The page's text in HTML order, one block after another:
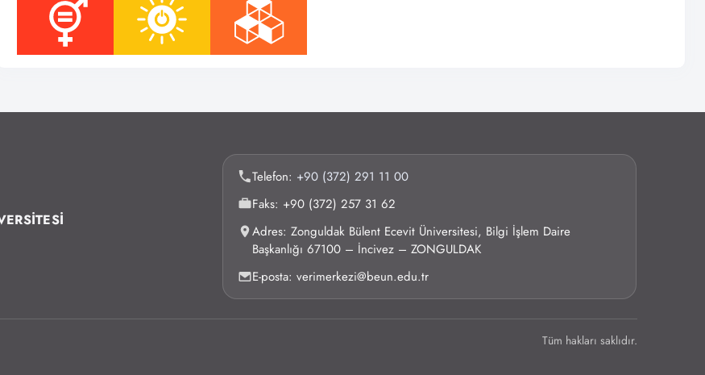
Telefon: +90 (372) 291 11 00
Faks: +90 (372) 257 31 62
Adres: Zonguldak Bülent Ecevit Üniversitesi, Bilgi İşlem Daire
Başkanlığı 67100 – İncivez – ZONGULDAK
E-posta: verimerkezi@beun.edu.tr
Tüm hakları saklıdır.